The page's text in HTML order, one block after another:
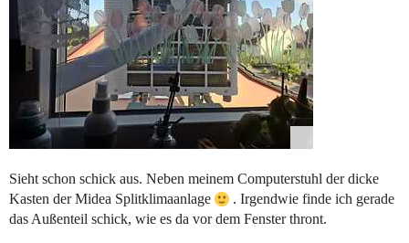
Sieht schon schick aus. Neben meinem Computerstuhl der dicke
Kasten der Midea Splitklimaanlage
. Irgendwie finde ich gerade
das Außenteil schick, wie es da vor dem Fenster thront.